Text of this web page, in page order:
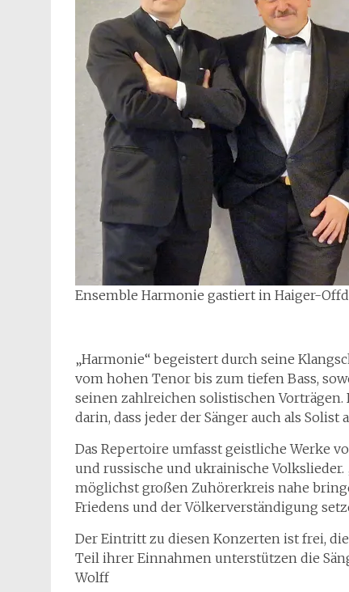
Ensemble Harmonie gastiert in Haiger-
„Harmonie“ begeistert durch seine
vom hohen Tenor bis zum tiefen Bass,
seinen zahlreichen solistischen
darin, dass jeder der Sänger auch als Solist
Das Repertoire umfasst geistliche Werke
und russische und ukrainische
möglichst großen Zuhörerkreis nahe
Friedens und der Völkerverständigung
Der Eintritt zu diesen Konzerten ist frei,
Teil ihrer Einnahmen unterstützen die
Wolff